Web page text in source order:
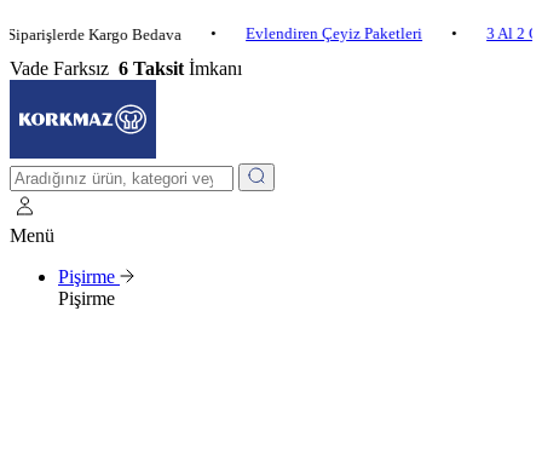
Kargo Bedava • Evlendiren Çeyiz Paketleri • 3 Al 2 Öde •
Vade Farksız 6 Taksit İmkanı
Menü
Pişirme
Pişirme